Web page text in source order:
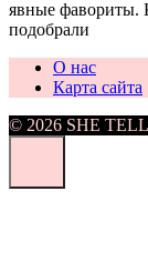
явные фавориты.
подобрали
О нас
Карта сайта
© 2026 SHE